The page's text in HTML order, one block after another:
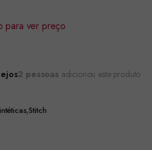
para ver preço
2 pessoas adicionou este produto
,Stitch